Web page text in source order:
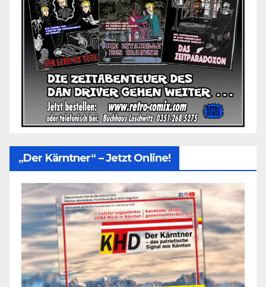
„Der Kärntner“ – Jetzt Online!